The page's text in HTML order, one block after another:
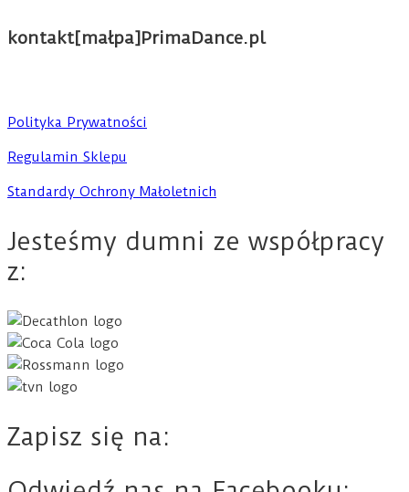
kontakt[małpa]PrimaDance.pl
Polityka Prywatności
Regulamin Sklepu
Standardy Ochrony Małoletnich
Jesteśmy dumni ze współpracy
z:
Zapisz się na: